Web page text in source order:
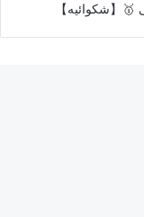
🥇【شکوائیه】